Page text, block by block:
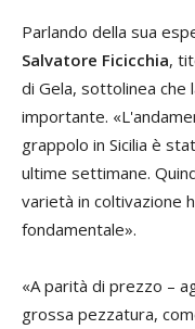
Parlando della sua
Salvatore Ficicchia,
di Gela, sottolinea che
importante.
grappolo in Sicilia è
ultime settimane.
varietà in coltivazione
fondamentale».
«A parità di prezzo –
grossa pezzatura,